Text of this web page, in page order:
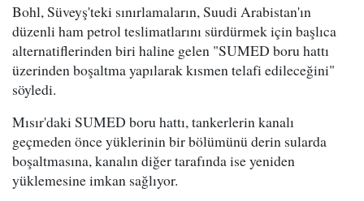
Bohl, Süveyş'teki sınırlamaların, Suudi Arabistan'ın
düzenli ham petrol teslimatlarını sürdürmek için başlıca
alternatiflerinden biri haline gelen "SUMED boru hattı
üzerinden boşaltma yapılarak kısmen telafi edileceğini"
söyledi.
Mısır'daki SUMED boru hattı, tankerlerin kanalı
geçmeden önce yüklerinin bir bölümünü derin sularda
boşaltmasına, kanalın diğer tarafında ise yeniden
yüklemesine imkan sağlıyor.